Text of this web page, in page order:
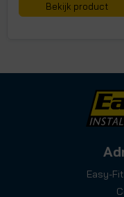
Bekijk product
Easy-